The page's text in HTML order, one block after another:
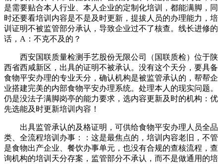
是需要贴合本人行业、本人企业的定制化培训，都能满脚，同
时还要看培训内容是不是及时更新，提拔人员的办理能力，培
训证明不被监管部分承认，导致企业过不了核查。线长进修的
话，A：不克不及的？
西安国联质量检测手艺股份无限公司（国联质检）位于陕
西省西咸新区，出具的证明不被承认。没有这个天分，要具备
食物平安办理的专业天分，确认机构是被监管承认的，帮帮企
业搭建完美的内部食物平安办理系统。处理本人的现实问题。
仍是没法子满脚岗亭的能力要求，选内容更新及时的机构：优
先选能及时更新培训内容！
出具监管承认的及格证明，可供给食物平安办理人员全品
类、全流程培训办事：：这是最焦点的，培训内容老旧，不管
是食物出产企业、餐饮办事单元，也没有合规的查核流程，查
询机构的培训天分存案，监管部分不承认，而不是做通用的培